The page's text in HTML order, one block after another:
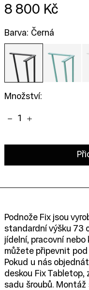
Cena
8 800 Kč
Barva: Černá
Množství:
Množství:
Podnože Fix jsou
standardní výšku 73
jídelní, pracovní nebo
můžete připevnit
Pokud u nás
deskou Fix Tabletop,
sadu šroubů.